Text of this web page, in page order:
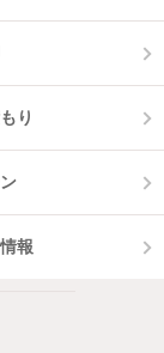
り
報